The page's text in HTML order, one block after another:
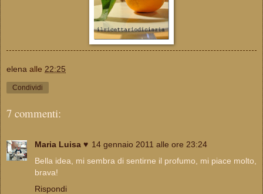
elena alle 22:25
Condividi
7 commenti:
Maria Luisa ♥ 14 gennaio 2011 alle ore 23:24
Bella idea, mi sembra di sentirne il profumo, mi piace molto,
brava!
Rispondi